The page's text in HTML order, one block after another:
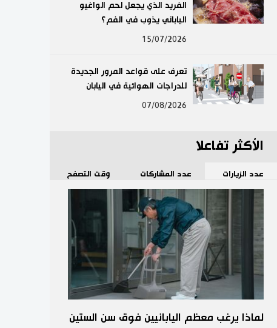
الفريد الذي يجعل لحم الواغيو
الياباني يذوب في الفم؟
15/07/2026
تعرف على قواعد المرور الجديدة
للدراجات الهوائية في اليابان
07/08/2026
الأكثر تفاعلا
عدد الزيارات عدد المشاركات وقت التصفح
لماذا يرغب معظم اليابانيين فوق سن الستين